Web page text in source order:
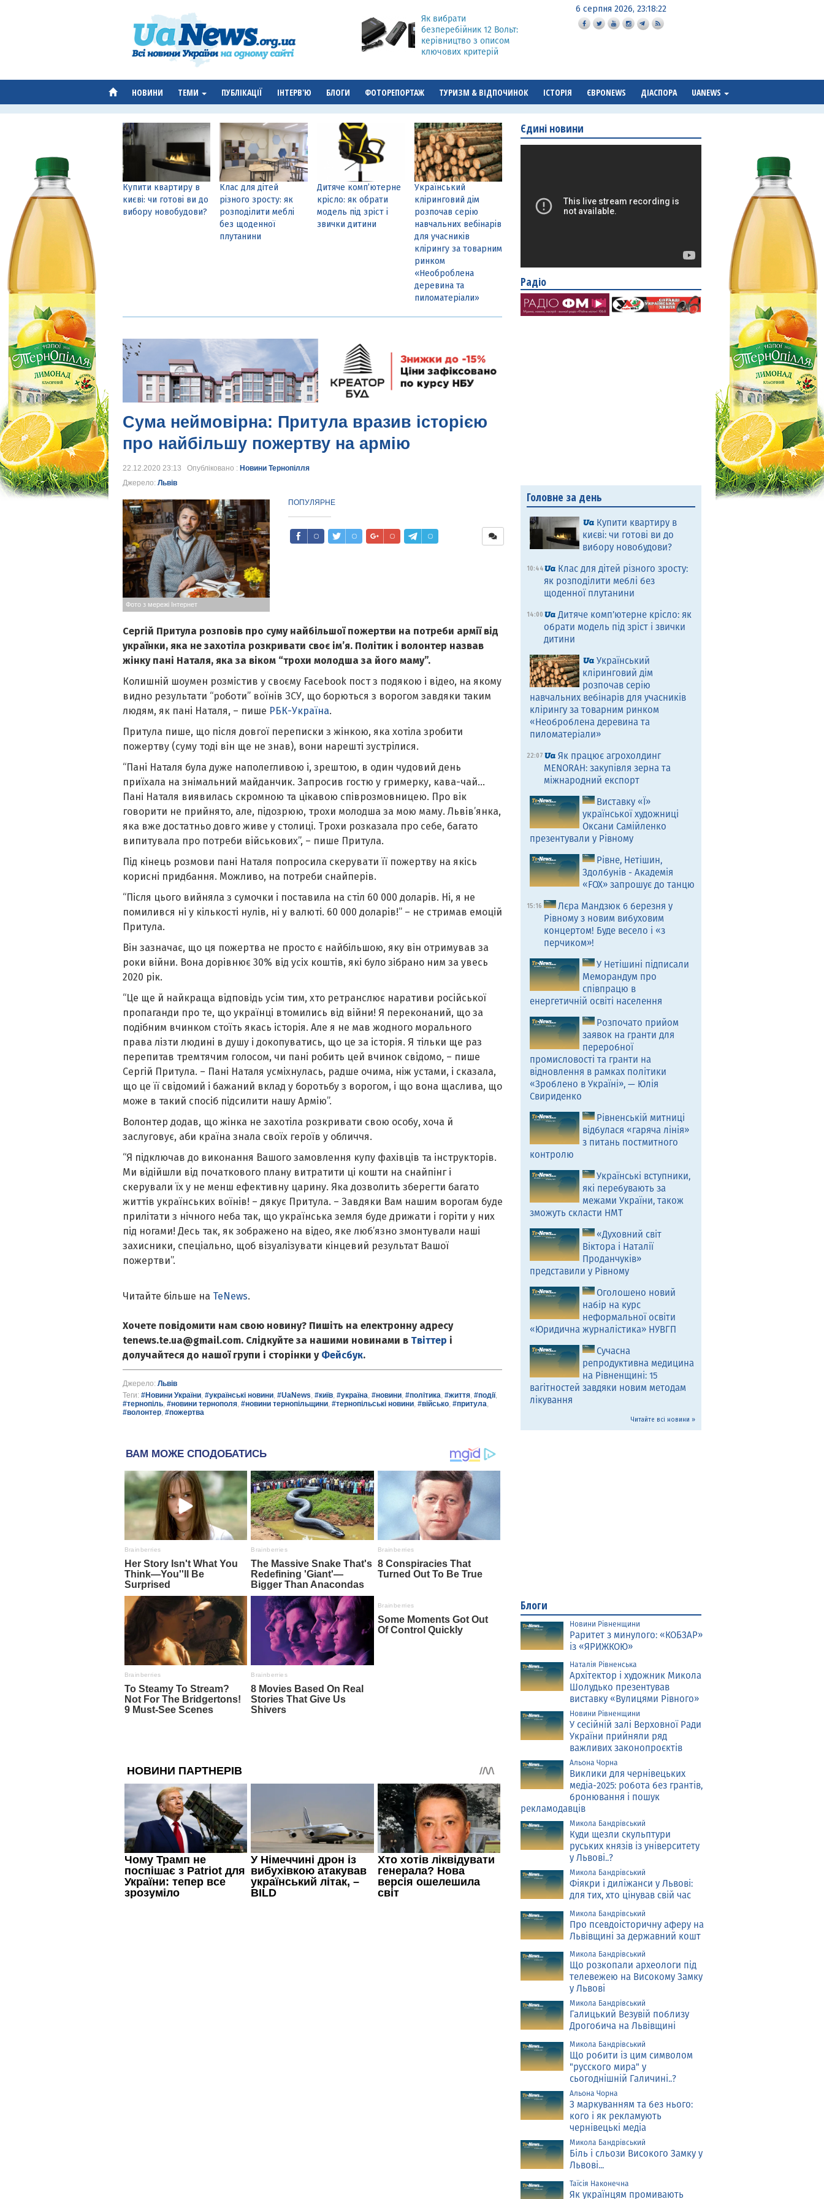
Як вибрати
безперебійник 12 Вольт:
керівництво з описом
ключових критерій
6 серпня 2026, 23:18:23
НОВИНИ ТЕМИ ПУБЛІКАЦІЇ ІНТЕРВ'Ю БЛОГИ ФОТОРЕПОРТАЖ ТУРИЗМ & ВІДПОЧИНОК ІСТОРІЯ ЄВРОNEWS ДІАСПОРА UANEWS
Купити квартиру в
києві: чи готові ви до
вибору новобудови?
Клас для дітей
різного зросту: як
розподілити меблі
без щоденної
плутанини
Дитяче комп’ютерне
крісло: як обрати
модель під зріст і
звички дитини
Український
кліринговий дім
розпочав серію
навчальних вебінарів
для учасників
клірингу за товарним
ринком
«Необроблена
деревина та
пиломатеріали»
Сума неймовірна: Притула вразив історією
про найбільшу пожертву на армію
22.12.2020 23:13 Опубліковано : Новини Тернопілля
Джерело: Львів
Фото з мережі Інтернет
ПОПУЛЯРНЕ
Сергій Притула розповів про суму найбільшої пожертви на потреби армії від
українки, яка не захотіла розкривати своє ім’я. Політик і волонтер назвав
жінку пані Наталя, яка за віком “трохи молодша за його маму”.
Колишній шоумен розмістив у своєму Facebook пост з подякою і відео, на якому
видно результати “роботи” воїнів ЗСУ, що борються з ворогом завдяки таким
людям, як пані Наталя, – пише РБК-Україна.
Притула пише, що після довгої переписки з жінкою, яка хотіла зробити
пожертву (суму тоді він ще не знав), вони нарешті зустрілися.
“Пані Наталя була дуже наполегливою і, зрештою, в один чудовий день
приїхала на знімальний майданчик. Запросив гостю у гримерку, кава-чай…
Пані Наталя виявилась скромною та цікавою співрозмовницею. Про вік
говорити не прийнято, але, підозрюю, трохи молодша за мою маму. Львів’янка,
яка вже достатньо довго живе у столиці. Трохи розказала про себе, багато
випитувала про потреби військових”, – пише Притула.
Під кінець розмови пані Наталя попросила скерувати її пожертву на якісь
корисні придбання. Можливо, на потреби снайперів.
“Після цього вийняла з сумочки і поставила на стіл 60 000 доларів. Ні, я не
помилився ні у кількості нулів, ні у валюті. 60 000 доларів!” – не стримав емоцій
Притула.
Він зазначає, що ця пожертва не просто є найбільшою, яку він отримував за
роки війни. Вона дорівнює 30% від усіх коштів, які було зібрано ним за увесь
2020 рік.
“Це ще й найкраща відповідь усім тим, хто ретранслює наративи російської
пропаганди про те, що українці втомились від війни! Я переконаний, що за
подібним вчинком стоїть якась історія. Але я не мав жодного морального
права лізти людині в душу і докопуватись, що це за історія. Я тільки ще раз
перепитав тремтячим голосом, чи пані робить цей вчинок свідомо, – пише
Сергій Притула. – Пані Наталя усміхнулась, радше очима, ніж устами, і сказала,
що це її свідомий і бажаний вклад у боротьбу з ворогом, і що вона щаслива, що
може в такий спосіб підсилити нашу Армію”.
Волонтер додав, що жінка не захотіла розкривати свою особу, хоча й
заслуговує, аби країна знала своїх героїв у обличчя.
“Я підключав до виконання Вашого замовлення купу фахівців та інструкторів.
Ми відійшли від початкового плану витратити ці кошти на снайпінг і
скерували їх у не менш ефективну царину. Яка дозволить зберегти багато
життів українських воїнів! – дякує Притула. – Завдяки Вам нашим ворогам буде
прилітати з нічного неба так, що українська земля буде дрижати і горіти у них
під ногами! Десь так, як зображено на відео, яке люб’язно змонтували наші
захисники, спеціально, щоб візуалізувати кінцевий результат Вашої
пожертви”.
Читайте більше на TeNews.
Хочете повідомити нам свою новину? Пишіть на електронну адресу
tenews.te.ua@gmail.com. Слідкуйте за нашими новинами в Твіттер і
долучайтеся до нашої групи і сторінки у Фейсбук.
Джерело: Львів
Теги: #Новини України, #українські новини, #UaNews, #київ, #україна, #новини, #політика, #життя, #події,
#тернопіль, #новини тернополя, #новини тернопільщини, #тернопільські новини, #військо, #притула,
#волонтер, #пожертва
Єдині новини
Радіо
Головне за день
Купити квартиру в
києві: чи готові ви до
вибору новобудови?
10:44
Клас для дітей різного зросту:
як розподілити меблі без
щоденної плутанини
14:00
Дитяче комп’ютерне крісло: як
обрати модель під зріст і звички
дитини
Український
кліринговий дім
розпочав серію
навчальних вебінарів для учасників
клірингу за товарним ринком
«Необроблена деревина та
пиломатеріали»
22:07
Як працює агрохолдинг
MENORAH: закупівля зерна та
міжнародний експорт
Виставку «Ї»
української художниці
Оксани Самійленко
презентували у Рівному
Рівне, Нетішин,
Здолбунів - Академія
«FOX» запрошує до танцю
15:16
Лєра Мандзюк 6 березня у
Рівному з новим вибуховим
концертом! Буде весело і «з
перчиком»!
У Нетішині підписали
Меморандум про
співпрацю в
енергетичній освіті населення
Розпочато прийом
заявок на гранти для
переробної
промисловості та гранти на
відновлення в рамках політики
«Зроблено в Україні», — Юлія
Свириденко
Рівненській митниці
відбулася «гаряча лінія»
з питань постмитного
контролю
Українські вступники,
які перебувають за
межами України, також
зможуть скласти НМТ
«Духовний світ
Віктора і Наталії
Проданчуків»
представили у Рівному
Оголошено новий
набір на курс
неформальної освіти
«Юридична журналістика» НУВГП
Сучасна
репродуктивна медицина
на Рівненщині: 15
вагітностей завдяки новим методам
лікування
Читайте всі новини »
Блоги
Новини Рівненщини
Раритет з минулого: «КОБЗАР»
із «ЯРИЖКОЮ»
Наталія Рівненська
Архітектор і художник Микола
Шолудько презентував
виставку «Вулицями Рівного»
Новини Рівненщини
У сесійній залі Верховної Ради
України прийняли ряд
важливих законопроєктів
Альона Чорна
Виклики для чернівецьких
медіа-2025: робота без грантів,
бронювання і пошук
рекламодавців
Микола Бандрівський
Куди щезли скульптури
руських князів із університету
у Львові..?
Микола Бандрівський
Фіякри і диліжанси у Львові:
для тих, хто цінував свій час
Микола Бандрівський
Про псевдоісторичну аферу на
Львівщині за державний кошт
Микола Бандрівський
Що розкопали археологи під
телевежею на Високому Замку
у Львові
Микола Бандрівський
Галицький Везувій поблизу
Дрогобича на Львівщині
Микола Бандрівський
Що робити із цим символом
"русского мира" у
сьогоднішній Галичині..?
Альона Чорна
З маркуванням та без нього:
кого і як рекламують
чернівецькі медіа
Микола Бандрівський
Біль і сльози Високого Замку у
Львові...
Таїсія Наконечна
Як українцям промивають